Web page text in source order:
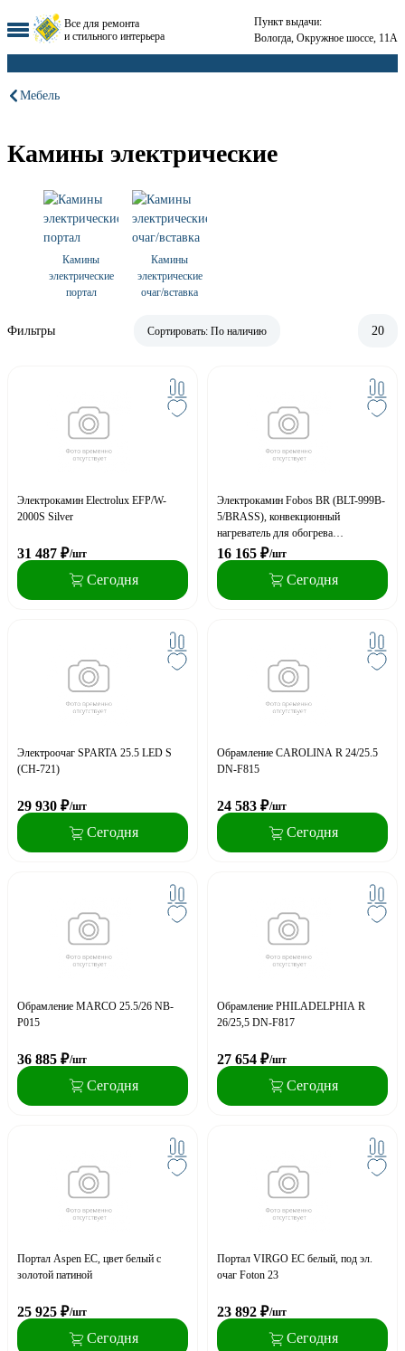
Все для ремонта
и стильного интерьера
Пункт выдачи:
Вологда, Окружное шоссе, 11А
Мебель
Камины электрические
Камины
электрические
портал
Камины
электрические
очаг/вставка
Фильтры Сортировать: По наличию 20
Электрокамин Electrolux EFP/W-
2000S Silver
31 487 ₽/шт
Сегодня
Электрокамин Fobos BR (BLT-999B-
5/BRASS), конвекционный
нагреватель для обогрева
пространства и обогрева грунта
16 165 ₽/шт
Сегодня
Электроочаг SPARTA 25.5 LED S
(CH-721)
29 930 ₽/шт
Сегодня
Обрамление CAROLINA R 24/25.5
DN-F815
24 583 ₽/шт
Сегодня
Обрамление MARCO 25.5/26 NB-
P015
36 885 ₽/шт
Сегодня
Обрамление PHILADELPHIA R
26/25,5 DN-F817
27 654 ₽/шт
Сегодня
Портал Aspen ЕС, цвет белый с
золотой патиной
25 925 ₽/шт
Сегодня
Портал VIRGO EC белый, под эл.
очаг Foton 23
23 892 ₽/шт
Сегодня